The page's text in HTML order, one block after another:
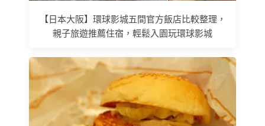
【日本大阪】環球影城五間官方飯店比較整理，
親子旅遊推薦住宿，輕鬆入園玩環球影城